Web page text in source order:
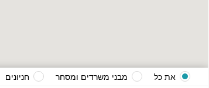
את כל מבני משרדים ומסחר חניונים